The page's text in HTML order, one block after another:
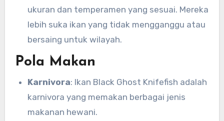
ukuran dan temperamen yang sesuai. Mereka
lebih suka ikan yang tidak mengganggu atau
bersaing untuk wilayah.
Pola Makan
Karnivora: Ikan Black Ghost Knifefish adalah
karnivora yang memakan berbagai jenis
makanan hewani.